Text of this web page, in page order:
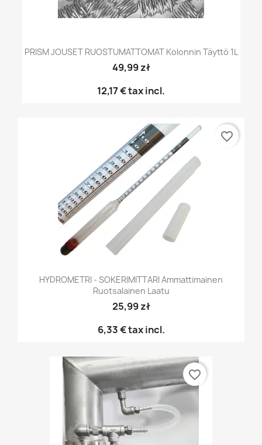
PRISM JOUSET RUOSTUMATTOMAT Kolonnin Täyttö 1L
49,99 zł
12,17 €tax incl.
HYDROMETRI - SOKERIMITTARI Ammattimainen
Ruotsalainen Laatu
25,99 zł
6,33 €tax incl.
favorite_border
favorite_border